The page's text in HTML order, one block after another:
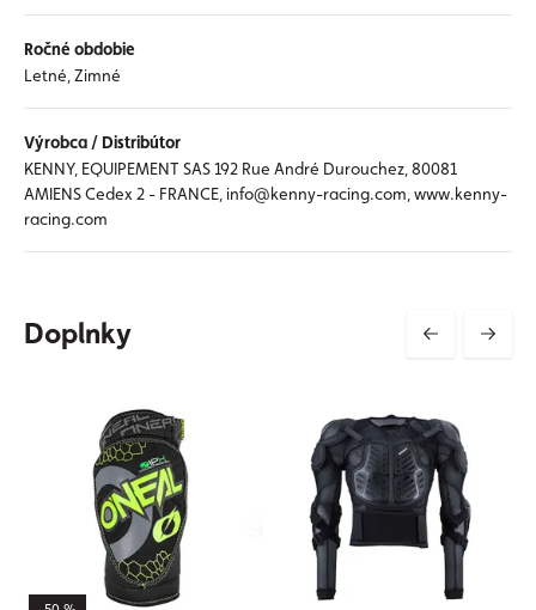
Ročné obdobie
Letné, Zimné
Výrobca / Distribútor
KENNY, EQUIPEMENT SAS 192 Rue André Durouchez, 80081
AMIENS Cedex 2 - FRANCE, info@kenny-racing.com, www.kenny-
racing.com
Doplnky